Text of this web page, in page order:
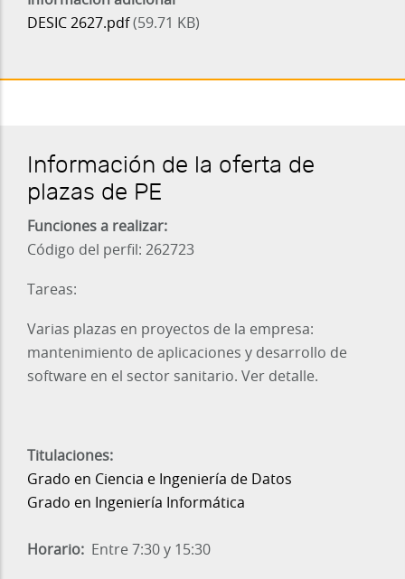
DESIC 2627.pdf (59.71 KB)
Información de la oferta de
plazas de PE
Funciones a realizar:
Código del perfil: 262723
Tareas:
Varias plazas en proyectos de la empresa:
mantenimiento de aplicaciones y desarrollo de
software en el sector sanitario. Ver detalle.
Titulaciones:
Grado en Ciencia e Ingeniería de Datos
Grado en Ingeniería Informática
Horario Entre 7:30 y 15:30